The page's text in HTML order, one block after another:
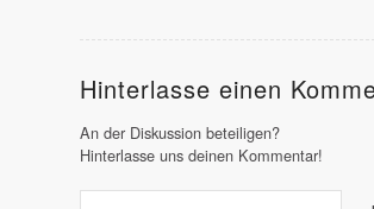
Hinterlasse einen
An der Diskussion beteiligen?
Hinterlasse uns deinen Kommentar!